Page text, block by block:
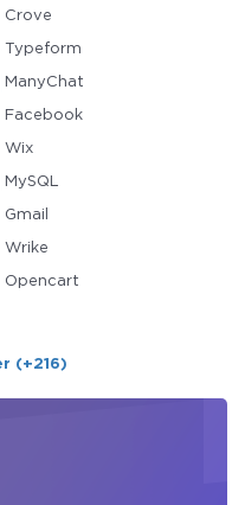
Crove
Typeform
ManyChat
Facebook
Wix
MySQL
Gmail
Wrike
Opencart
(+216)